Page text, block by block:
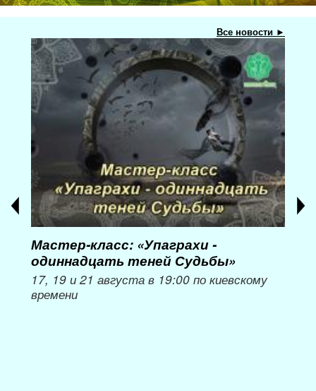
Все новости ►
Мастер-класс: «Упаграхи -
одиннадцать теней Судьбы»
17, 19 и 21 августа в 19:00 по киевскому
времени